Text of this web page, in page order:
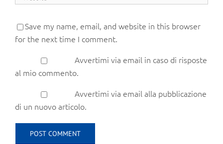
Save my name, email, and website in this browser
for the next time I comment.
Avvertimi via email in caso di risposte
al mio commento.
Avvertimi via email alla pubblicazione
di un nuovo articolo.